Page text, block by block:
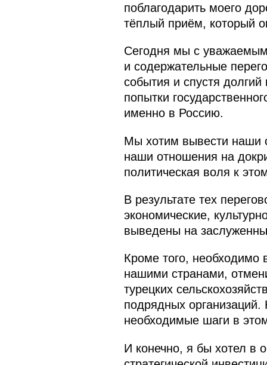
поблагодарить моего
тёплый приём, который
Сегодня мы с
и содержательные
события и спустя
попытки
именно в Россию.
Мы хотим вывести наши
наши отношения на
политическая воля к
В результате тех
экономические,
выведены на
Кроме того, необходимо
нашими странами,
турецких
подрядных
необходимые шаги в
И конечно, я бы хотел в